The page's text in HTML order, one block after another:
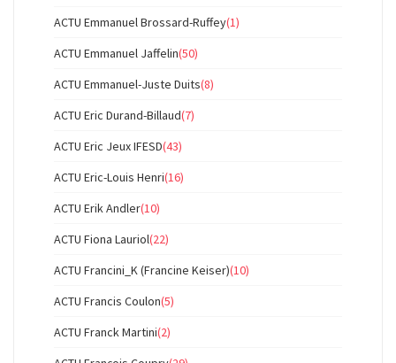
ACTU Emmanuel Brossard-Ruffey(1)
ACTU Emmanuel Jaffelin(50)
ACTU Emmanuel-Juste Duits(8)
ACTU Eric Durand-Billaud(7)
ACTU Eric Jeux IFESD(43)
ACTU Eric-Louis Henri(16)
ACTU Erik Andler(10)
ACTU Fiona Lauriol(22)
ACTU Francini_K (Francine Keiser)(10)
ACTU Francis Coulon(5)
ACTU Franck Martini(2)